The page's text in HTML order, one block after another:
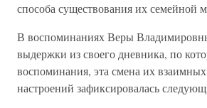
способа существования их семейной
В воспоминаниях Веры
выдержки из своего дневника, по
воспоминания, эта смена их
настроений зафиксировалась